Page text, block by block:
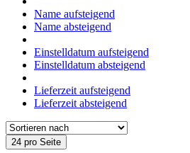
Name aufsteigend
Name absteigend
Einstelldatum aufsteigend
Einstelldatum absteigend
Lieferzeit aufsteigend
Lieferzeit absteigend
24 pro Seite